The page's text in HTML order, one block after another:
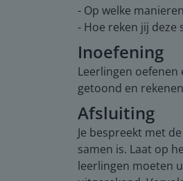
- Op welke
- Hoe reken jij deze
Inoefening
Leerlingen
getoond en
Afsluiting
Je bespreekt met
samen is. Laat op
leerlingen moeten